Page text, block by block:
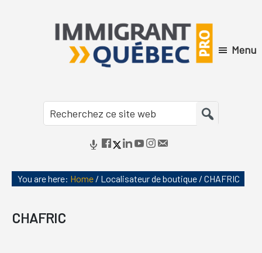
Québec
ProRecherchez
ce
Menu
You are here: Home / Localisateur de boutique / CHAFRIC
CHAFRIC